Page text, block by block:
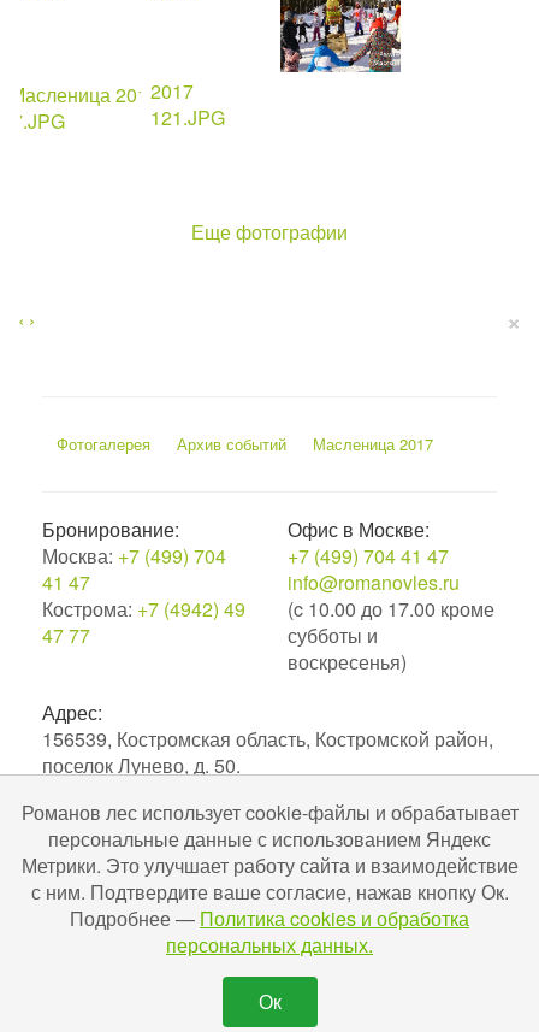
Еще фотографии
‹ › ×
Фотогалерея Архив событий Масленица 2017
Бронирование:
Москва: +7 (499) 704
41 47
Кострома: +7 (4942) 49
47 77
Офис в Москве:
+7 (499) 704 41 47
info@romanovles.ru
(c 10.00 до 17.00 кроме
субботы и
воскресенья)
Адрес:
156539, Костромская область, Костромской район,
поселок Лунево, д. 50.
2010–2026. Экоотель Романов лес.
№С442024004256 в ЕРОК в сфере туристской
индустрии. Разработка и поддержка Uru-ru.ru
Романов лес использует cookie-файлы и обрабатывает
персональные данные с использованием Яндекс
Метрики. Это улучшает работу сайта и взаимодействие
с ним. Подтвердите ваше согласие, нажав кнопку Ок.
Подробнее — Политика cookies и обработка
персональных данных.
Ок